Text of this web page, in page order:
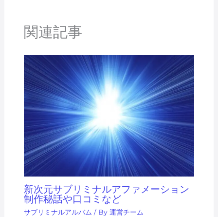
関連記事
新次元サブリミナルアファメーション
制作秘話や口コミなど
サブリミナルアルバム / By 運営チーム